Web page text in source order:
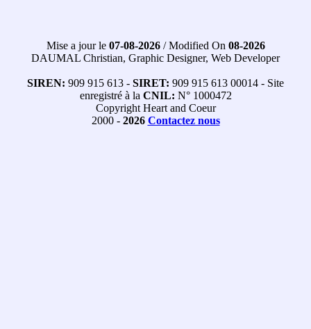
Mise a jour le 07-08-2026/ Modified On 08-2026
DAUMAL Christian, Graphic Designer, Web Developer
SIREN: 909 915 613 - SIRET: 909 915 613 00014 - Site
enregistré à la CNIL: N° 1000472
Copyright Heart and Coeur
2000 - 2026 Contactez nous